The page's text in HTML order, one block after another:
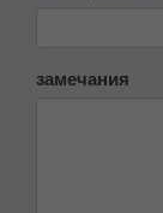
замечания